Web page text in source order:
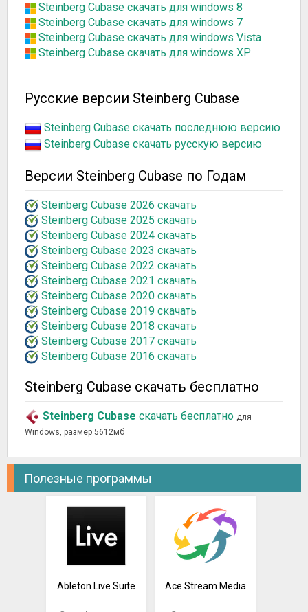
Steinberg Cubase скачать для windows 8
Steinberg Cubase скачать для windows 7
Steinberg Cubase скачать для windows Vista
Steinberg Cubase скачать для windows XP
Русские версии Steinberg Cubase
Steinberg Cubase скачать последнюю версию
Steinberg Cubase скачать русскую версию
Версии Steinberg Cubase по Годам
Steinberg Cubase 2026 скачать
Steinberg Cubase 2025 скачать
Steinberg Cubase 2024 скачать
Steinberg Cubase 2023 скачать
Steinberg Cubase 2022 скачать
Steinberg Cubase 2021 скачать
Steinberg Cubase 2020 скачать
Steinberg Cubase 2019 скачать
Steinberg Cubase 2018 скачать
Steinberg Cubase 2017 скачать
Steinberg Cubase 2016 скачать
Steinberg Cubase скачать бесплатно
Steinberg Cubase скачать бесплатно для
Windows, размер 5612мб
Полезные программы
Ableton Live Suite Ace Stream Media